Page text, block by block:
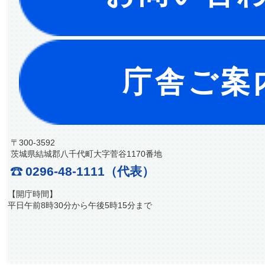
庁舎ご案
〒300-3592
茨城県結城郡八千代町大字菅谷1170番地
0296-48-1111（代表）
【開庁時間】
平日午前8時30分から午後5時15分まで